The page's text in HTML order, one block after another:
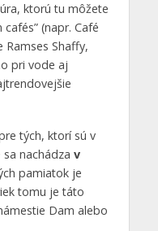
ktorú tu môžete
(napr. Café
Shaffy,
pri vode aj
tých, ktorí sú v
nachádza v
pamiatok je
tomu je táto
Dam alebo